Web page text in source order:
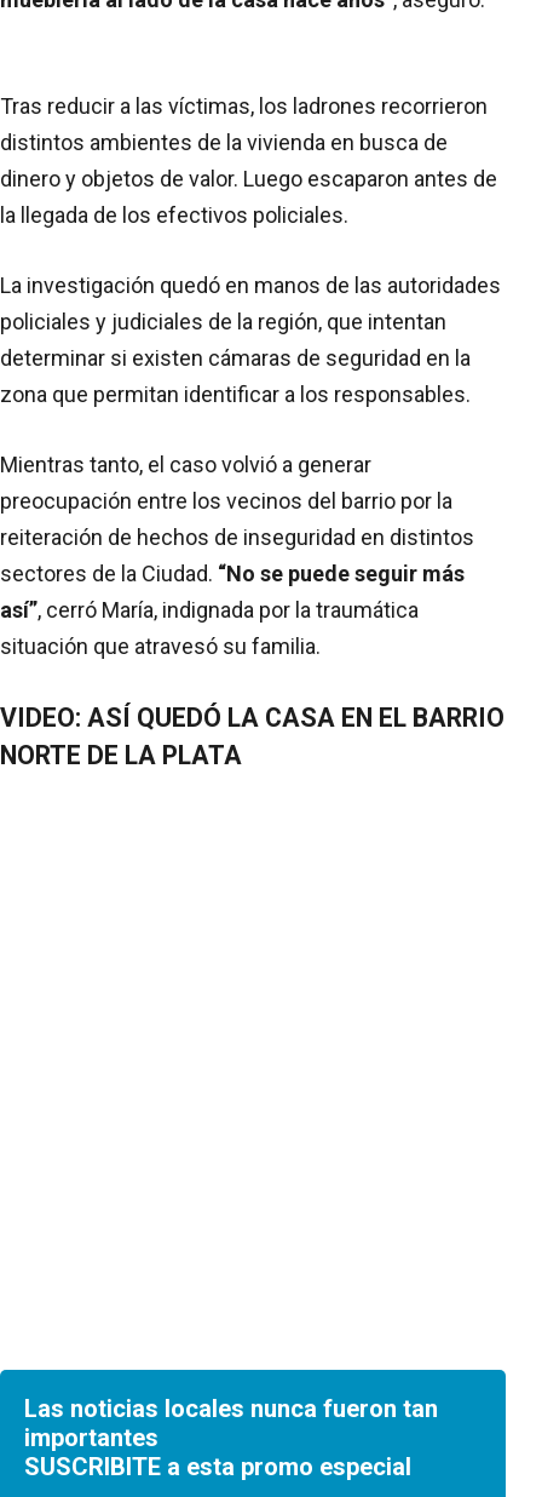
Tras reducir a las víctimas, los ladrones recorrieron
distintos ambientes de la vivienda en busca de
dinero y objetos de valor. Luego escaparon antes de
la llegada de los efectivos policiales.
La investigación quedó en manos de las autoridades
policiales y judiciales de la región, que intentan
determinar si existen cámaras de seguridad en la
zona que permitan identificar a los responsables.
Mientras tanto, el caso volvió a generar
preocupación entre los vecinos del barrio por la
reiteración de hechos de inseguridad en distintos
sectores de la Ciudad. “No se puede seguir más
así”, cerró María, indignada por la traumática
situación que atravesó su familia.
VIDEO: ASÍ QUEDÓ LA CASA EN EL BARRIO
NORTE DE LA PLATA
Las noticias locales nunca fueron tan
importantes
SUSCRIBITE a esta promo especial